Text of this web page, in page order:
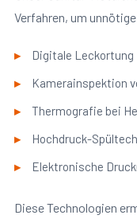
Verfahren, um
Digitale Leckortung
Kamerainspektion
Thermografie bei
Hochdruck-
Elektronische
Diese Technologien